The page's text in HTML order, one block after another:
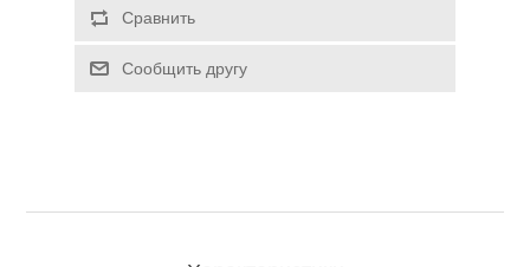
Сравнить
Сообщить другу